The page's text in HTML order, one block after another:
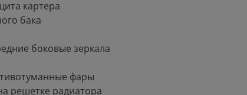
картера
бака
боковые зеркала
фары
решетке радиатора